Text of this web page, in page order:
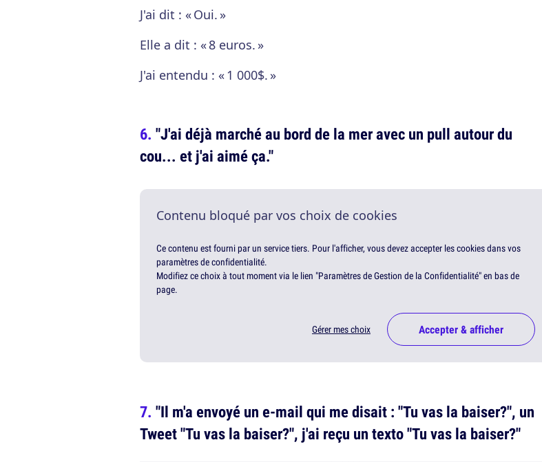
J'ai dit : « Oui. »
Elle a dit : « 8 euros. »
J'ai entendu : « 1 000$. »
"J'ai déjà marché au bord de la mer avec un pull autour du
cou... et j'ai aimé ça."
Contenu bloqué par vos choix de cookies
Ce contenu est fourni par un service tiers. Pour l'afficher, vous devez accepter les cookies dans vos
paramètres de confidentialité.
Modifiez ce choix à tout moment via le lien "Paramètres de Gestion de la Confidentialité" en bas de
page.
Gérer mes choix Accepter & afficher
"Il m'a envoyé un e-mail qui me disait : "Tu vas la baiser?", un
Tweet "Tu vas la baiser?", j'ai reçu un texto "Tu vas la baiser?"